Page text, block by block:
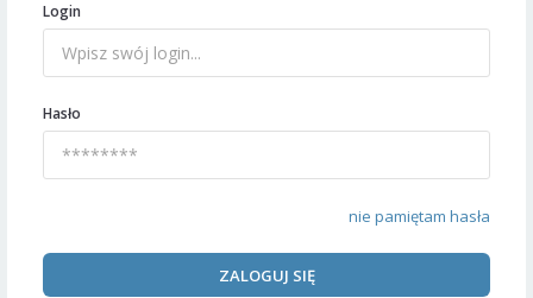
Login
Hasło
nie pamiętam hasła
ZALOGUJ SIĘ